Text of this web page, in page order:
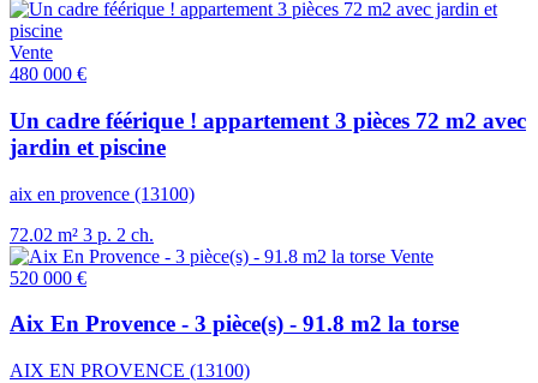
Vente
480 000 €
Un cadre féérique ! appartement 3 pièces 72 m2 avec
jardin et piscine
aix en provence (13100)
72.02 m² 3 p. 2 ch.
Vente
520 000 €
Aix En Provence - 3 pièce(s) - 91.8 m2 la torse
AIX EN PROVENCE (13100)